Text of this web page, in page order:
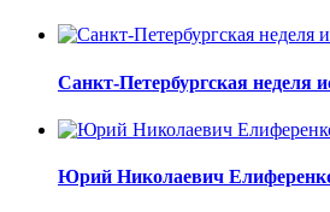
Санкт-Петербургская неделя
Юрий Николаевич